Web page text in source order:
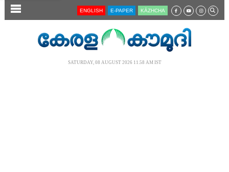
SECTIONS ENGLISH E-PAPER KĀZHCHA
SATURDAY, 08 AUGUST 2026 11.58 AM IST